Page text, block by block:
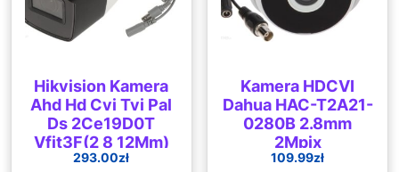
Hikvision Kamera
Ahd Hd Cvi Tvi Pal
Ds 2Ce19D0T
Vfit3F(2 8 12Mm)
(C) 1080P 2 7 13
293.00zł
Kamera HDCVI
Dahua HAC-T2A21-
0280B 2.8mm
2Mpix
109.99zł